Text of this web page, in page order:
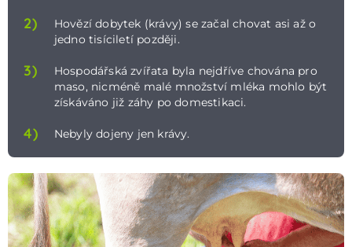
2)
Hovězí dobytek (krávy) se začal chovat asi až o
jedno tisíciletí později.
3)
Hospodářská zvířata byla nejdříve chována pro
maso, nicméně malé množství mléka mohlo být
získáváno již záhy po domestikaci.
4) Nebyly dojeny jen krávy.